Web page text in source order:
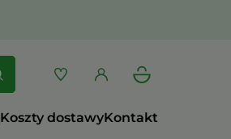
Koszty dostawyKontakt